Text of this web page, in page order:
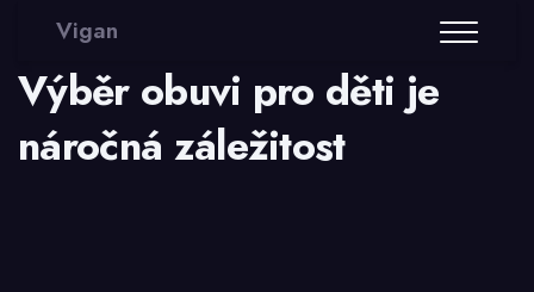
Vigan
Výběr obuvi pro děti je
náročná záležitost